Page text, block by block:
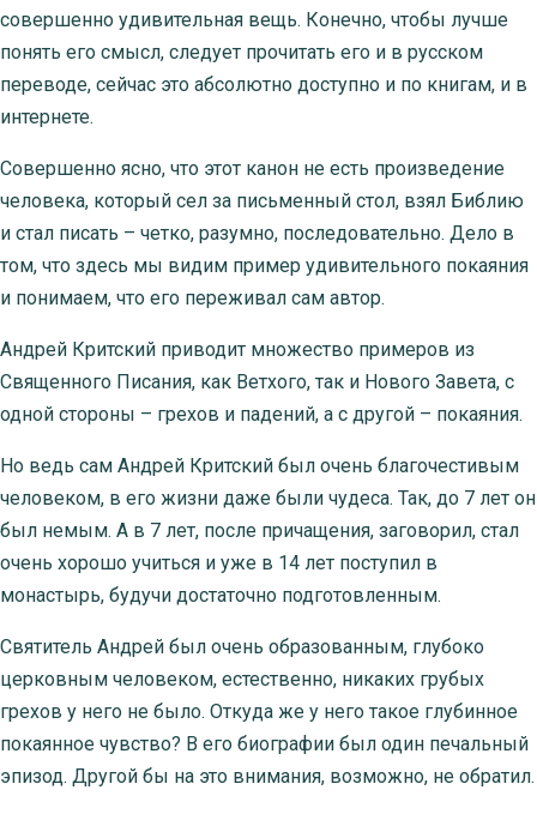
совершенно удивительная вещь. Конечно, чтобы лучше
понять его смысл, следует прочитать его и в русском
переводе, сейчас это абсолютно доступно и по книгам, и в
интернете.
Совершенно ясно, что этот канон не есть произведение
человека, который сел за письменный стол, взял Библию
и стал писать – четко, разумно, последовательно. Дело в
том, что здесь мы видим пример удивительного покаяния
и понимаем, что его переживал сам автор.
Андрей Критский приводит множество примеров из
Священного Писания, как Ветхого, так и Нового Завета, с
одной стороны – грехов и падений, а с другой – покаяния.
Но ведь сам Андрей Критский был очень благочестивым
человеком, в его жизни даже были чудеса. Так, до 7 лет он
был немым. А в 7 лет, после причащения, заговорил, стал
очень хорошо учиться и уже в 14 лет поступил в
монастырь, будучи достаточно подготовленным.
Святитель Андрей был очень образованным, глубоко
церковным человеком, естественно, никаких грубых
грехов у него не было. Откуда же у него такое глубинное
покаянное чувство? В его биографии был один печальный
эпизод. Другой бы на это внимания, возможно, не обратил.